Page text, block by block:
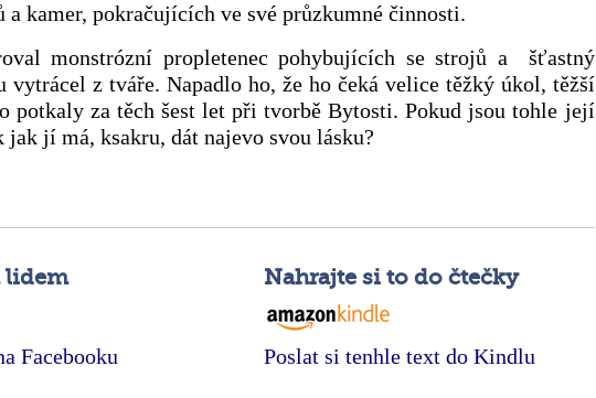
kamer, pokračujících ve své průzkumné činnosti.
monstrózní propletenec pohybujících se strojů a šťastný
vytrácel z tváře. Napadlo ho, že ho čeká velice těžký úkol, těžší
potkaly za těch šest let při tvorbě Bytosti. Pokud jsou tohle její
jak jí má, ksakru, dát najevo svou lásku?
lidem
Facebooku
Nahrajte si to do čtečky
Poslat si tenhle text do Kindlu